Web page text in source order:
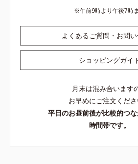
午前9時より午後7時
よくあるご質問・お問
ショッピングガイ
月末は混み合います
お早めにご注文くださ
平日のお昼前後が比較的つ
時間帯です。